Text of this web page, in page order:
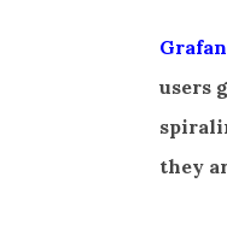
users
they